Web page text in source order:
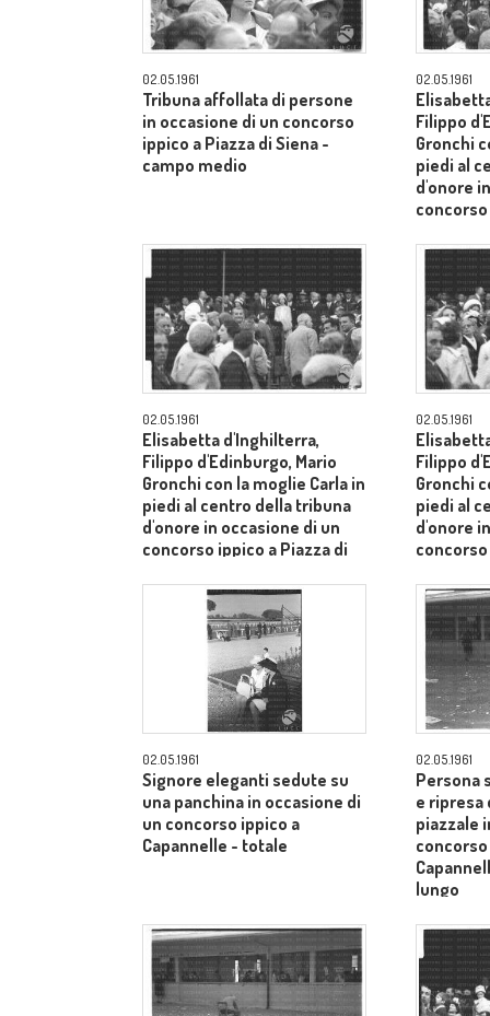
02.05.1961
Tribuna affollata di persone
in occasione di un concorso
ippico a Piazza di Siena -
campo medio
02.05.1961
Filippo
Gronchi
piedi al
d'onore
02.05.1961
Elisabetta d'Inghilterra,
Filippo d'Edinburgo, Mario
Gronchi con la moglie Carla in
piedi al centro della tribuna
d'onore in occasione di un
concorso ippico a Piazza di
02.05.1961
Filippo
Gronchi
piedi al
d'onore
02.05.1961
Signore eleganti sedute su
una panchina in occasione di
un concorso ippico a
Capannelle - totale
02.05.1961
Persona
e ripresa
piazzale
concorso
lungo